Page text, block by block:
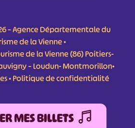
– Agence Départementale du
de la Vienne •
de la Vienne (86) Poitiers-
– Loudun- Montmorillon•
•Politique de confidentialité
MES BILLETS